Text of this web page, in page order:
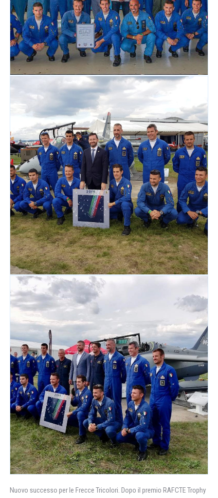
Nuovo successo per le Frecce Tricolori. Dopo il premio RAFCTE Trophy